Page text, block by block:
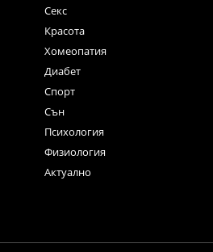
Секс
Красота
Хомеопатия
Диабет
Спорт
Сън
Психология
Физиология
Актуално